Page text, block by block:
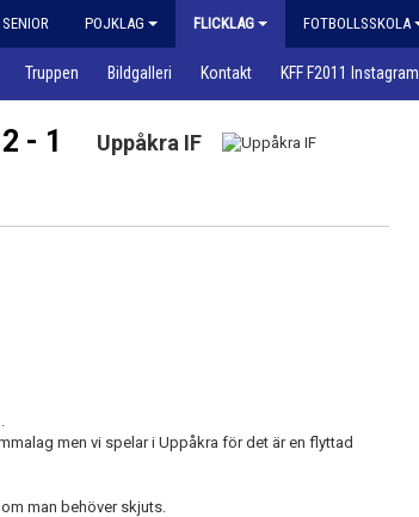
POJKLAG FLICKLAG FOTBOLLSSKOLA
Truppen Bildgalleri Kontakt KFF F2011 Instagram
2 - 1 Uppåkra IF
men vi spelar i Uppåkra för det är en flyttad
man behöver skjuts.